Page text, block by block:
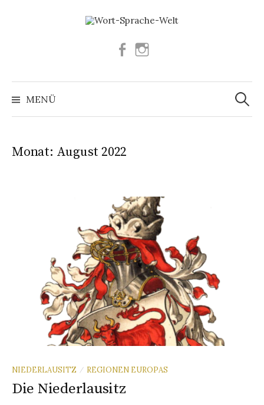
Facebook
MENÜ
Suchen
nach:
Monat: August 2022
NIEDERLAUSITZ / REGIONEN EUROPAS
Die Niederlausitz